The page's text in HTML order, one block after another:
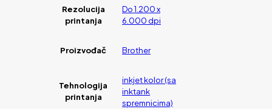
Rezolucija
printanja
Do 1.200 x
6.000 dpi
Proizvođač Brother
Tehnologija
printanja
inkjet kolor (sa
inktank
spremnicima)